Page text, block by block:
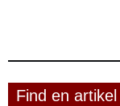
Find en artikel